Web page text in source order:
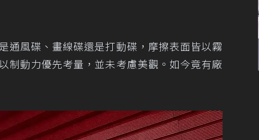
通風碟、畫線碟還是打動碟，摩擦表面皆以霧
制動力優先考量，並未考慮美觀。如今竟有廠